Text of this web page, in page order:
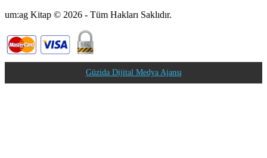
um:ag Kitap © 2026 - Tüm Hakları Saklıdır.
Güzida Dijital Medya Ajansı